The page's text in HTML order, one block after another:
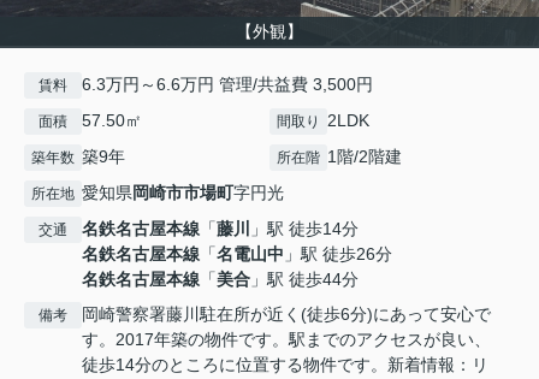
【外観】
賃料 6.3万円～6.6万円 管理/共益費 3,500円
面積 57.50㎡ 間取り 2LDK
築年数 築9年 所在階 1階/2階建
所在地 愛知県岡崎市市場町字円光
交通 名鉄名古屋本線 「藤川
」駅 徒歩14分
名鉄名古屋本線 「名電山中 」駅 徒歩26分
名鉄名古屋本線 「美合 」駅 徒歩44分
備考
岡崎警察署藤川駐在所が近く(徒歩6分)にあって安心で
す。2017年築の物件です。駅までのアクセスが良い、
徒歩14分のところに位置する物件です。新着情報：リ